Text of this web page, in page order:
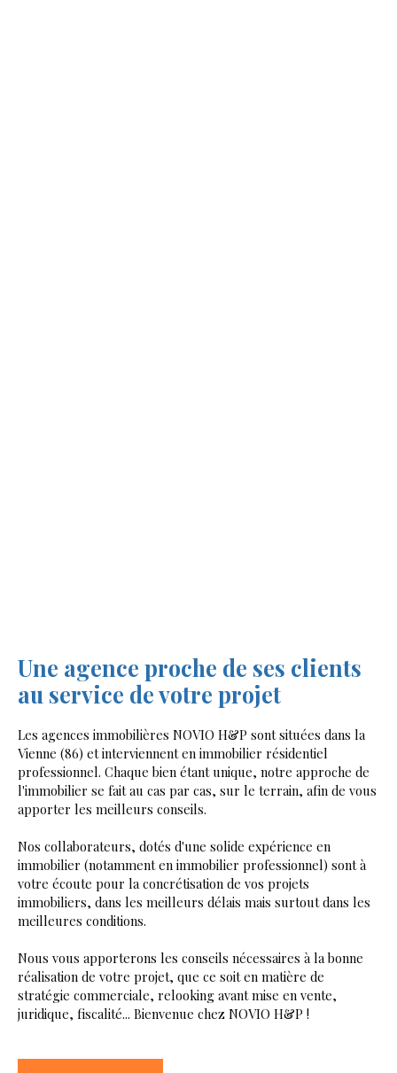
Une agence proche de ses clients
au service de votre projet
Les agences immobilières NOVIO H&P sont situées dans la
Vienne (86) et interviennent en immobilier résidentiel
professionnel. Chaque bien étant unique, notre approche de
l'immobilier se fait au cas par cas, sur le terrain, afin de vous
apporter les meilleurs conseils.
Nos collaborateurs, dotés d'une solide expérience en
immobilier (notamment en immobilier professionnel) sont à
votre écoute pour la concrétisation de vos projets
immobiliers, dans les meilleurs délais mais surtout dans les
meilleures conditions.
Nous vous apporterons les conseils nécessaires à la bonne
réalisation de votre projet, que ce soit en matière de
stratégie commerciale, relooking avant mise en vente,
juridique, fiscalité... Bienvenue chez NOVIO H&P !